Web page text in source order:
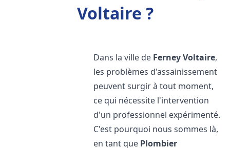
Voltaire ?
Dans la ville de Ferney Voltaire,
les problèmes d'assainissement
peuvent surgir à tout moment,
ce qui nécessite l'intervention
d'un professionnel expérimenté.
C'est pourquoi nous sommes là,
en tant que Plombier